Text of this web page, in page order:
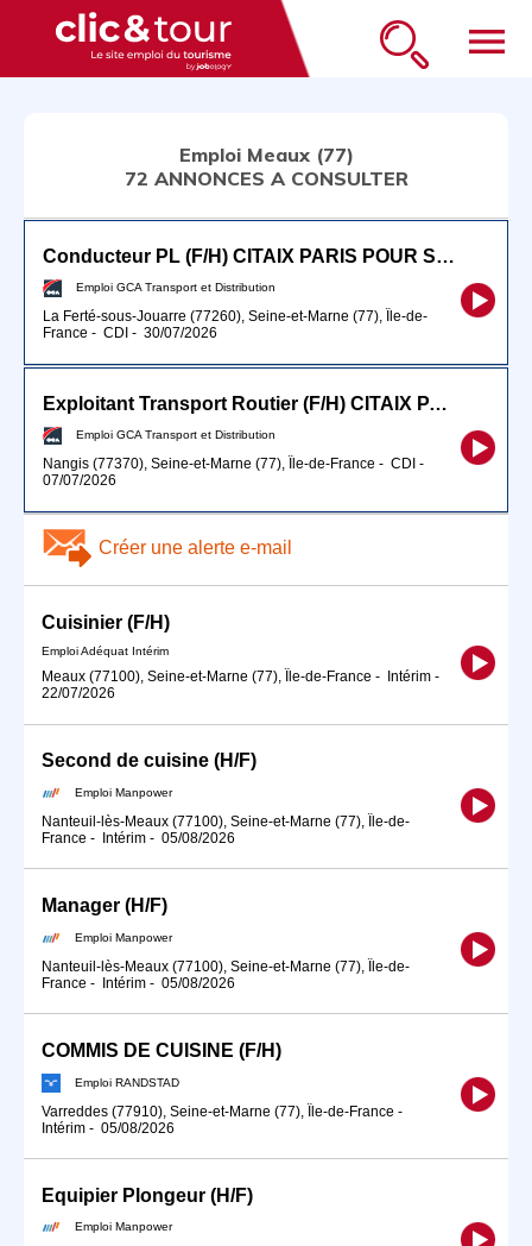
menu
Emploi Meaux (77)
72 ANNONCES A CONSULTER
Conducteur PL (F/H) CITAIX PARIS POUR SEPTEMBRE 2026
Emploi GCA Transport et Distribution
La Ferté-sous-Jouarre (77260), Seine-et-Marne (77), Île-de-
France - CDI - 30/07/2026
Exploitant Transport Routier (F/H) CITAIX PARIS
Emploi GCA Transport et Distribution
Nangis (77370), Seine-et-Marne (77), Île-de-France - CDI -
07/07/2026
Créer une alerte e-mail
Cuisinier (F/H)
Emploi Adéquat Intérim
Meaux (77100), Seine-et-Marne (77), Île-de-France - Intérim -
22/07/2026
Second de cuisine (H/F)
Emploi Manpower
Nanteuil-lès-Meaux (77100), Seine-et-Marne (77), Île-de-
France - Intérim - 05/08/2026
Manager (H/F)
Emploi Manpower
Nanteuil-lès-Meaux (77100), Seine-et-Marne (77), Île-de-
France - Intérim - 05/08/2026
COMMIS DE CUISINE (F/H)
Emploi RANDSTAD
Varreddes (77910), Seine-et-Marne (77), Île-de-France -
Intérim - 05/08/2026
Equipier Plongeur (H/F)
Emploi Manpower